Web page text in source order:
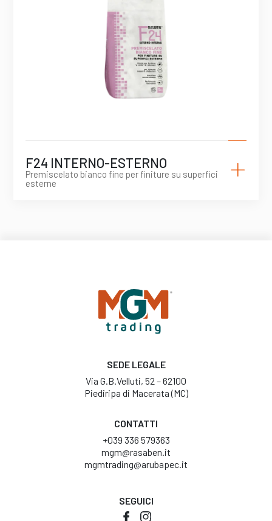
F24 INTERNO-ESTERNO
Premiscelato bianco fine per finiture su superfici
esterne
+
SEDE LEGALE
Via G.B.Velluti, 52 – 62100
Piediripa di Macerata (MC)
CONTATTI
+039 336 579363
mgm@rasaben.it
mgmtrading@arubapec.it
SEGUICI